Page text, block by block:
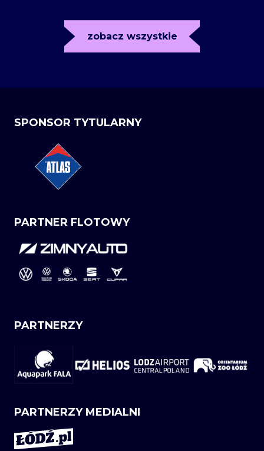
zobacz wszystkie
SPONSOR TYTULARNY
PARTNER FLOTOWY
PARTNERZY
PARTNERZY MEDIALNI